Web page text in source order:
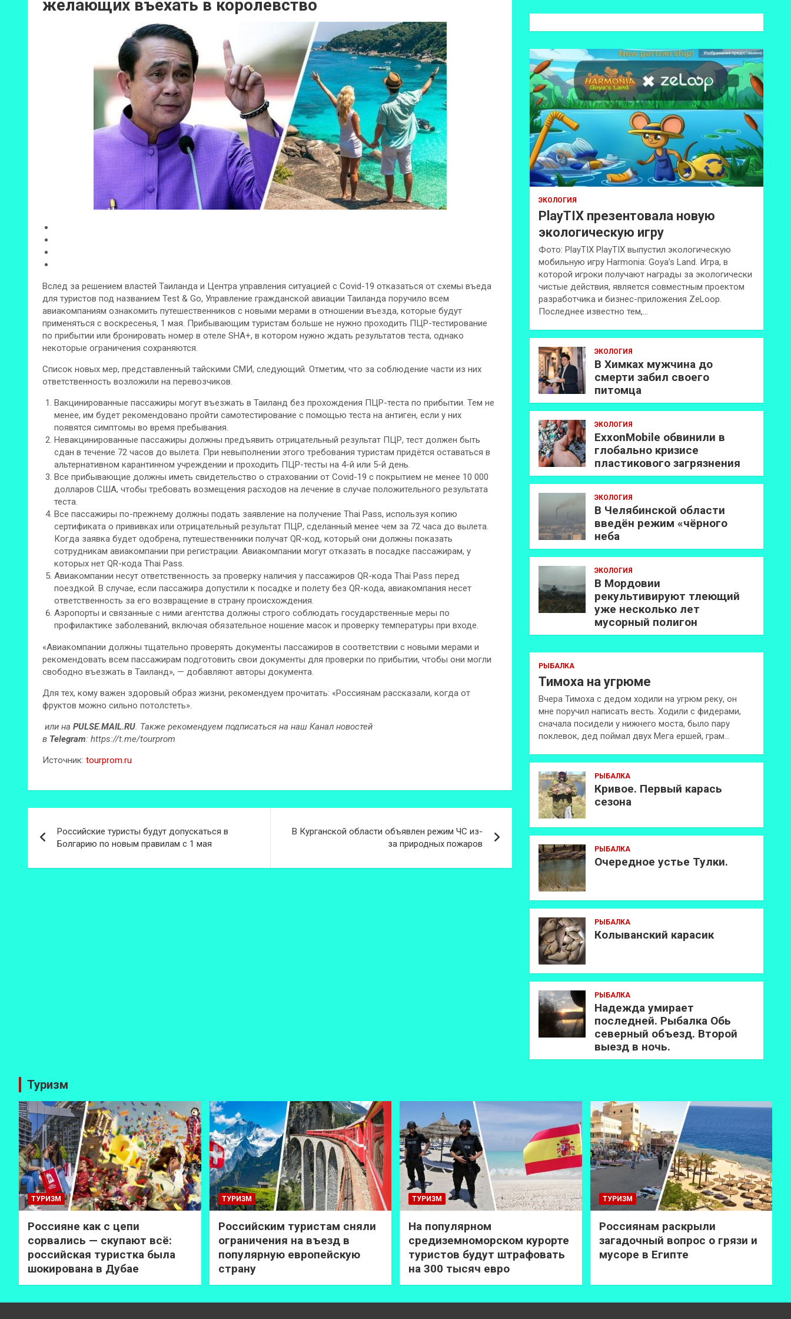
желающих въехать в королевство
Вслед за решением властей Таиланда и Центра управления ситуацией с Covid-19 отказаться от схемы въеда
для туристов под названием Test & Go, Управление гражданской авиации Таиланда поручило всем
авиакомпаниям ознакомить путешественников с новыми мерами в отношении въезда, которые будут
применяться с воскресенья, 1 мая. Прибывающим туристам больше не нужно проходить ПЦР-тестирование
по прибытии или бронировать номер в отеле SHA+, в котором нужно ждать результатов теста, однако
некоторые ограничения сохраняются.
Список новых мер, представленный тайскими СМИ, следующий. Отметим, что за соблюдение части из них
ответственность возложили на перевозчиков.
Вакцинированные пассажиры могут въезжать в Таиланд без прохождения ПЦР-теста по прибытии. Тем не
менее, им будет рекомендовано пройти самотестирование с помощью теста на антиген, если у них
появятся симптомы во время пребывания.
Невакцинированные пассажиры должны предъявить отрицательный результат ПЦР, тест должен быть
сдан в течение 72 часов до вылета. При невыполнении этого требования туристам придётся оставаться в
альтернативном карантинном учреждении и проходить ПЦР-тесты на 4-й или 5-й день.
Все прибывающие должны иметь свидетельство о страховании от Covid-19 с покрытием не менее 10 000
долларов США, чтобы требовать возмещения расходов на лечение в случае положительного результата
теста.
Все пассажиры по-прежнему должны подать заявление на получение Thai Pass, используя копию
сертификата о прививках или отрицательный результат ПЦР, сделанный менее чем за 72 часа до вылета.
Когда заявка будет одобрена, путешественники получат QR-код, который они должны показать
сотрудникам авиакомпании при регистрации. Авиакомпании могут отказать в посадке пассажирам, у
которых нет QR-кода Thai Pass.
Авиакомпании несут ответственность за проверку наличия у пассажиров QR-кода Thai Pass перед
поездкой. В случае, если пассажира допустили к посадке и полету без QR-кода, авиакомпания несет
ответственность за его возвращение в страну происхождения.
Аэропорты и связанные с ними агентства должны строго соблюдать государственные меры по
профилактике заболеваний, включая обязательное ношение масок и проверку температуры при входе.
«Авиакомпании должны тщательно проверять документы пассажиров в соответствии с новыми мерами и
рекомендовать всем пассажирам подготовить свои документы для проверки по прибытии, чтобы они могли
свободно въезжать в Таиланд», — добавляют авторы документа.
Для тех, кому важен здоровый образ жизни, рекомендуем прочитать: «Россиянам рассказали, когда от
фруктов можно сильно потолстеть».
или на PULSE.MAIL.RU. Также рекомендуем подписаться на наш Канал новостей
в Telegram: https://t.me/tourprom
Источник: tourprom.ru
по
записям
Российские туристы будут допускаться в
Болгарию по новым правилам с 1 мая
В Курганской области объявлен режим ЧС из-
за природных пожаров
к
ЭКОЛОГИЯ
PlayTIX презентовала новую
экологическую игру
Фото: PlayTIX PlayTIX выпустил экологическую
мобильную игру Harmonia: Goya’s Land. Игра, в
которой игроки получают награды за экологически
чистые действия, является совместным проектом
разработчика и бизнес-приложения ZeLoop.
Последнее известно тем,…
ЭКОЛОГИЯ
В Химках мужчина до
смерти забил своего
питомца
ЭКОЛОГИЯ
ExxonMobilе обвинили в
глобально кризисе
пластикового загрязнения
ЭКОЛОГИЯ
В Челябинской области
введён режим «чёрного
неба
ЭКОЛОГИЯ
В Мордовии
рекультивируют тлеющий
уже несколько лет
мусорный полигон
РЫБАЛКА
Тимоха на угрюме
Вчера Тимоха с дедом ходили на угрюм реку, он
мне поручил написать весть. Ходили с фидерами,
сначала посидели у нижнего моста, было пару
поклевок, дед поймал двух Мега ершей, грам…
РЫБАЛКА
Кривое. Первый карась
сезона
РЫБАЛКА
Очередное устье Тулки.
РЫБАЛКА
Колыванский карасик
РЫБАЛКА
Надежда умирает
последней. Рыбалка Обь
северный объезд. Второй
выезд в ночь.
Туризм
ТУРИЗМ
Россияне как с цепи
сорвались — скупают всё:
российская туристка была
шокирована в Дубае
ТУРИЗМ
Российским туристам сняли
ограничения на въезд в
популярную европейскую
страну
ТУРИЗМ
На популярном
средиземноморском курорте
туристов будут штрафовать
на 300 тысяч евро
ТУРИЗМ
Россиянам раскрыли
загадочный вопрос о грязи и
мусоре в Египте